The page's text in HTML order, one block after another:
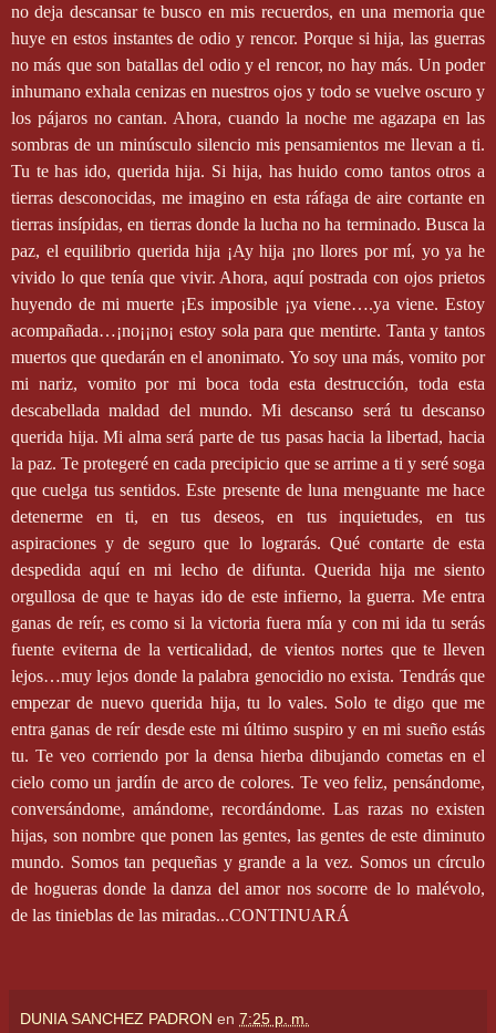
no deja descansar te busco en mis recuerdos, en una memoria que
huye en estos instantes de odio y rencor. Porque si hija, las guerras
no más que son batallas del odio y el rencor, no hay más. Un poder
inhumano exhala cenizas en nuestros ojos y todo se vuelve oscuro y
los pájaros no cantan. Ahora, cuando la noche me agazapa en las
sombras de un minúsculo silencio mis pensamientos me llevan a ti.
Tu te has ido, querida hija. Si hija, has huido como tantos otros a
tierras desconocidas, me imagino en esta ráfaga de aire cortante en
tierras insípidas, en tierras donde la lucha no ha terminado. Busca la
paz, el equilibrio querida hija ¡Ay hija ¡no llores por mí, yo ya he
vivido lo que tenía que vivir. Ahora, aquí postrada con ojos prietos
huyendo de mi muerte ¡Es imposible ¡ya viene….ya viene. Estoy
acompañada…¡no¡¡no¡ estoy sola para que mentirte. Tanta y tantos
muertos que quedarán en el anonimato. Yo soy una más, vomito por
mi nariz, vomito por mi boca toda esta destrucción, toda esta
descabellada maldad del mundo. Mi descanso será tu descanso
querida hija. Mi alma será parte de tus pasas hacia la libertad, hacia
la paz. Te protegeré en cada precipicio que se arrime a ti y seré soga
que cuelga tus sentidos. Este presente de luna menguante me hace
detenerme en ti, en tus deseos, en tus inquietudes, en tus
aspiraciones y de seguro que lo lograrás. Qué contarte de esta
despedida aquí en mi lecho de difunta. Querida hija me siento
orgullosa de que te hayas ido de este infierno, la guerra. Me entra
ganas de reír, es como si la victoria fuera mía y con mi ida tu serás
fuente eviterna de la verticalidad, de vientos nortes que te lleven
lejos…muy lejos donde la palabra genocidio no exista. Tendrás que
empezar de nuevo querida hija, tu lo vales. Solo te digo que me
entra ganas de reír desde este mi último suspiro y en mi sueño estás
tu. Te veo corriendo por la densa hierba dibujando cometas en el
cielo como un jardín de arco de colores. Te veo feliz, pensándome,
conversándome, amándome, recordándome. Las razas no existen
hijas, son nombre que ponen las gentes, las gentes de este diminuto
mundo. Somos tan pequeñas y grande a la vez. Somos un círculo
de hogueras donde la danza del amor nos socorre de lo malévolo,
de las tinieblas de las miradas...CONTINUARÁ
DUNIA SANCHEZ PADRON en 7:25 p. m.